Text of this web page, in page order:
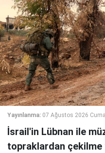
Yayınlanma: 07 Ağustos 2026
İsrail'in Lübnan ile
topraklardan